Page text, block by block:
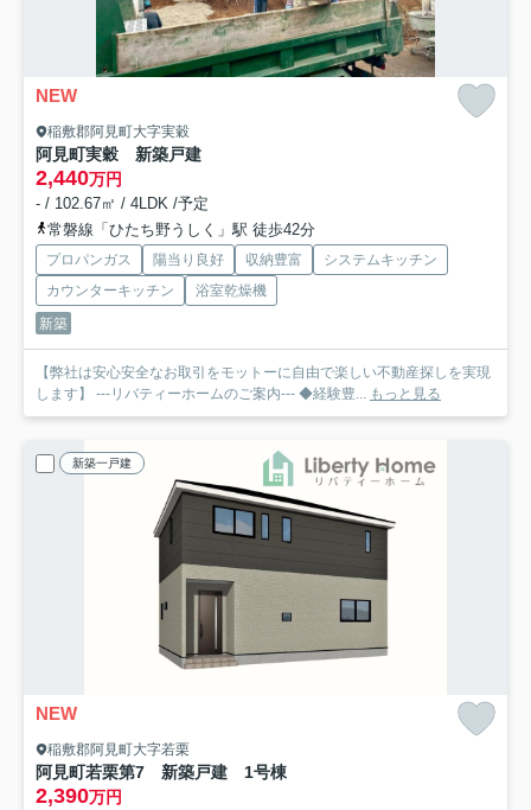
NEW
稲敷郡阿見町大字実穀
阿見町実穀 新築戸建
2,440万円
- / 102.67㎡ / 4LDK /予定
常磐線「ひたち野うしく」駅 徒歩42分
プロパンガス 陽当り良好 収納豊富
システムキッチン
カウンターキッチン
浴室乾燥機
新築
【弊社は安心安全なお取引をモットーに自由で楽しい不動産探しを実現
します】 ---リバティーホームのご案内--- ◆経験豊... もっと見る
新築一戸建
NEW
稲敷郡阿見町大字若栗
阿見町若栗第7 新築戸建 1号棟
2,390万円